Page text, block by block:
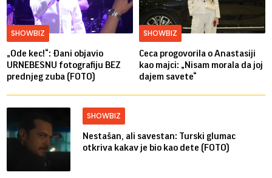
SHOWBIZ
„Ode kec!“: Đani objavio
URNEBESNU fotografiju BEZ
prednjeg zuba (FOTO)
SHOWBIZ
Ceca progovorila o Anastasiji
kao majci: „Nisam morala da joj
dajem savete“
SHOWBIZ
Nestašan, ali savestan: Turski glumac
otkriva kakav je bio kao dete (FOTO)